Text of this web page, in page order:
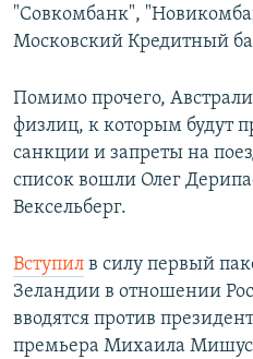
"Совкомбанк",
Московский Кредитный
Помимо прочего,
физлиц, к которым будут
санкции и запреты на
список вошли Олег
Вексельберг.
Вступил в силу первый
Зеландии в отношении
вводятся против
премьера Михаила